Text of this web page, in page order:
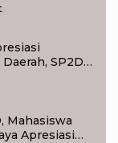
SP2D
Mahasiswa
Apresiasi